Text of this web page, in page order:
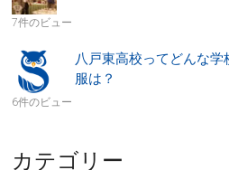
7件のビュー
八戸東高校ってどんな学
服は？
6件のビュー
カテゴリー